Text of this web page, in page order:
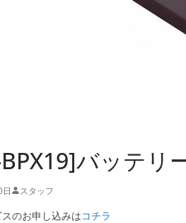
バッテリ
スタッフ
のお申し込みはコチラ